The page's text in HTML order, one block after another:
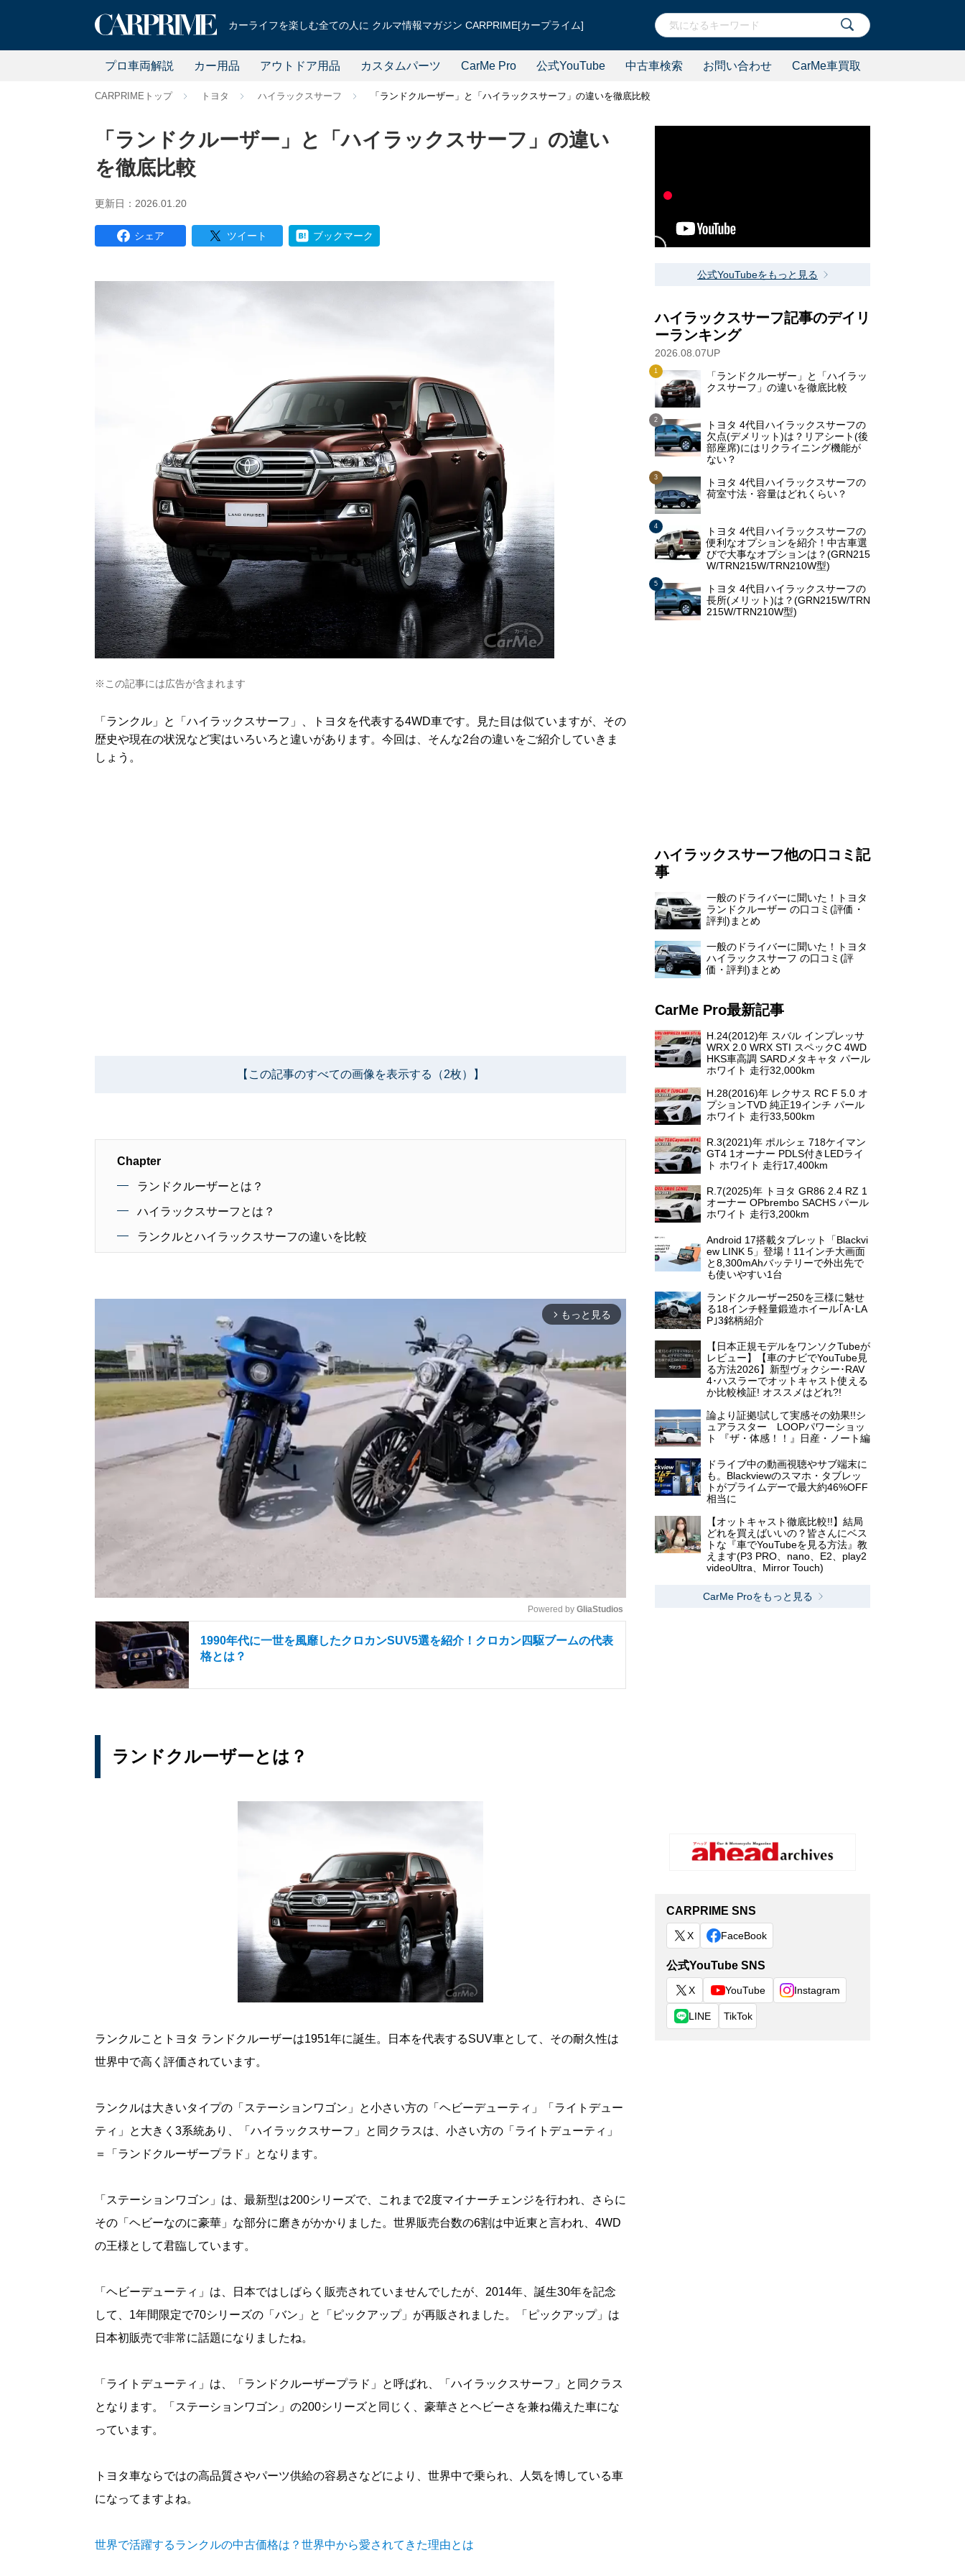
カーライフを楽しむ全ての人に クルマ情報マガジン CARPRIME[カープライム]
プロ車両解説 カー用品 アウトドア用品 カスタムパーツ CarMe Pro 公式YouTube 中古車検索 お問い合わせ CarMe車買取
CARPRIMEトップ トヨタ ハイラックスサーフ 「ランドクルーザー」と「ハイラックスサーフ」の違いを徹底比較
「ランドクルーザー」と「ハイラックスサーフ」の違い
を徹底比較
更新日：2026.01.20
シェア ツイート ブックマーク
※この記事には広告が含まれます
「ランクル」と「ハイラックスサーフ」、トヨタを代表する4WD車です。見た目は似ていますが、その
歴史や現在の状況など実はいろいろと違いがあります。今回は、そんな2台の違いをご紹介していきま
しょう。
【この記事のすべての画像を表示する（2枚）】
Chapter
ランドクルーザーとは？
ハイラックスサーフとは？
ランクルとハイラックスサーフの違いを比較
arrow_forward_ios もっと見る
t
Powered by GliaStudios
1990年代に一世を風靡したクロカンSUV5選を紹介！クロカン四駆ブームの代表
格とは？
ランドクルーザーとは？
ランクルことトヨタ ランドクルーザーは1951年に誕生。日本を代表するSUV車として、その耐久性は
世界中で高く評価されています。
ランクルは大きいタイプの「ステーションワゴン」と小さい方の「ヘビーデューティ」「ライトデュー
ティ」と大きく3系統あり、「ハイラックスサーフ」と同クラスは、小さい方の「ライトデューティ」
＝「ランドクルーザープラド」となります。
「ステーションワゴン」は、最新型は200シリーズで、これまで2度マイナーチェンジを行われ、さらに
その「ヘビーなのに豪華」な部分に磨きがかかりました。世界販売台数の6割は中近東と言われ、4WD
の王様として君臨しています。
「ヘビーデューティ」は、日本ではしばらく販売されていませんでしたが、2014年、誕生30年を記念
して、1年間限定で70シリーズの「バン」と「ピックアップ」が再販されました。「ピックアップ」は
日本初販売で非常に話題になりましたね。
「ライトデューティ」は、「ランドクルーザープラド」と呼ばれ、「ハイラックスサーフ」と同クラス
となります。「ステーションワゴン」の200シリーズと同じく、豪華さとヘビーさを兼ね備えた車にな
っています。
トヨタ車ならではの高品質さやパーツ供給の容易さなどにより、世界中で乗られ、人気を博している車
になってますよね。
世界で活躍するランクルの中古価格は？世界中から愛されてきた理由とは
公式YouTubeをもっと見る
ハイラックスサーフ記事のデイリ
ーランキング
2026.08.07UP
「ランドクルーザー」と「ハイラッ
クスサーフ」の違いを徹底比較
トヨタ 4代目ハイラックスサーフの
欠点(デメリット)は？リアシート(後
部座席)にはリクライニング機能が
ない？
トヨタ 4代目ハイラックスサーフの
荷室寸法・容量はどれくらい？
トヨタ 4代目ハイラックスサーフの
便利なオプションを紹介！中古車選
びで大事なオプションは？(GRN215
W/TRN215W/TRN210W型)
トヨタ 4代目ハイラックスサーフの
長所(メリット)は？(GRN215W/TRN
215W/TRN210W型)
ハイラックスサーフ他の口コミ記
事
一般のドライバーに聞いた！トヨタ
ランドクルーザー の口コミ(評価・
評判)まとめ
一般のドライバーに聞いた！トヨタ
ハイラックスサーフ の口コミ(評
価・評判)まとめ
CarMe Pro最新記事
H.24(2012)年 スバル インプレッサ
WRX 2.0 WRX STI スペックC 4WD
HKS車高調 SARDメタキャタ パール
ホワイト 走行32,000km
H.28(2016)年 レクサス RC F 5.0 オ
プションTVD 純正19インチ パール
ホワイト 走行33,500km
R.3(2021)年 ポルシェ 718ケイマン
GT4 1オーナー PDLS付きLEDライ
ト ホワイト 走行17,400km
R.7(2025)年 トヨタ GR86 2.4 RZ 1
オーナー OPbrembo SACHS パール
ホワイト 走行3,200km
Android 17搭載タブレット「Blackvi
ew LINK 5」登場！11インチ大画面
と8,300mAhバッテリーで外出先で
も使いやすい1台
ランドクルーザー250を三様に魅せ
る18インチ軽量鍛造ホイール｢A･LA
P｣3銘柄紹介
【日本正規モデルをワンソクTubeが
レビュー】【車のナビでYouTube見
る方法2026】新型ヴォクシー･RAV
4･ハスラーでオットキャスト使える
か比較検証! オススメはどれ?!
論より証拠!試して実感その効果!!シ
ュアラスター LOOPパワーショッ
ト 『ザ・体感！！』日産・ノート編
ドライブ中の動画視聴やサブ端末に
も。Blackviewのスマホ・タブレッ
トがプライムデーで最大約46%OFF
相当に
【オットキャスト徹底比較!!】結局
どれを買えばいいの？皆さんにベス
トな『車でYouTubeを見る方法』教
えます(P3 PRO、nano、E2、play2
videoUltra、Mirror Touch)
CarMe Proをもっと見る
CARPRIME SNS
X FaceBook
公式YouTube SNS
X YouTube Instagram
LINE TikTok